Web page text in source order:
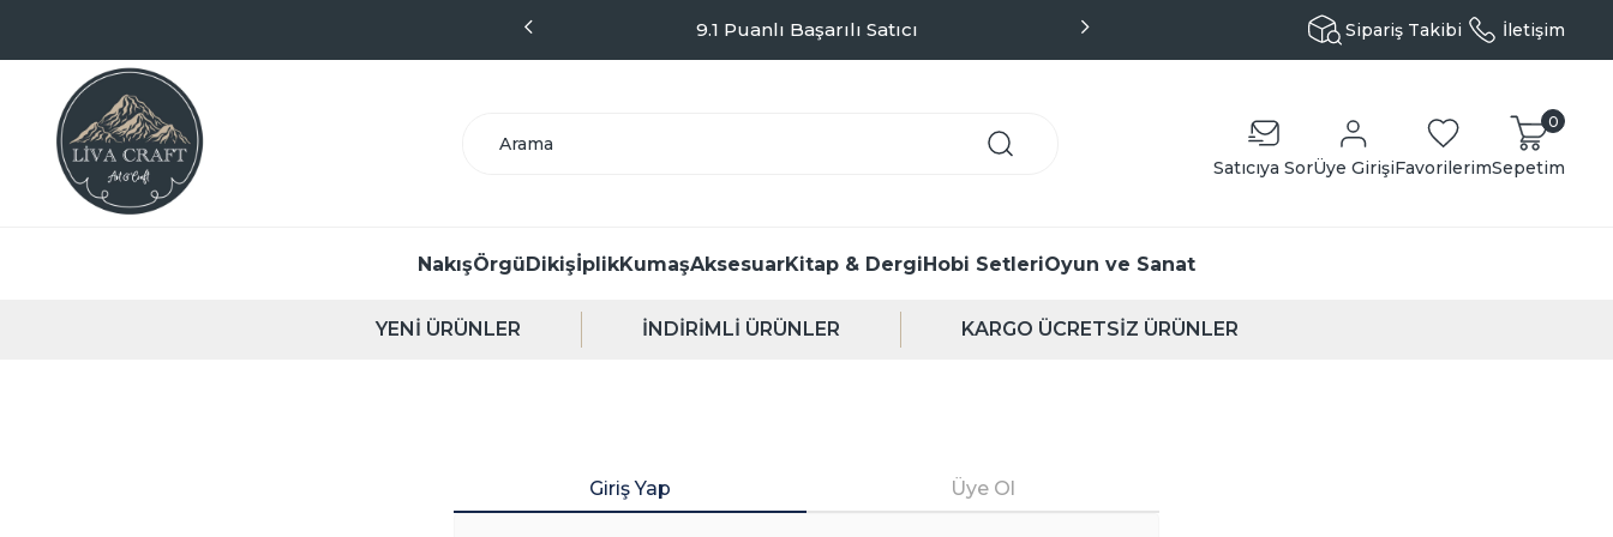
9.1 Puanlı Başarılı Satıcı Kargo Sadece 99TL - Kapıda Ödeme Seçeneği
Sipariş Takibi İletişim
Satıcıya SorÜye GirişiFavorilerimSepetim
0
NakışÖrgüDikişİplikKumaşAksesuarKitap & DergiHobi SetleriOyun ve Sanat
YENİ ÜRÜNLER İNDİRİMLİ ÜRÜNLER KARGO ÜCRETSİZ ÜRÜNLER
Giriş Yap Üye Ol